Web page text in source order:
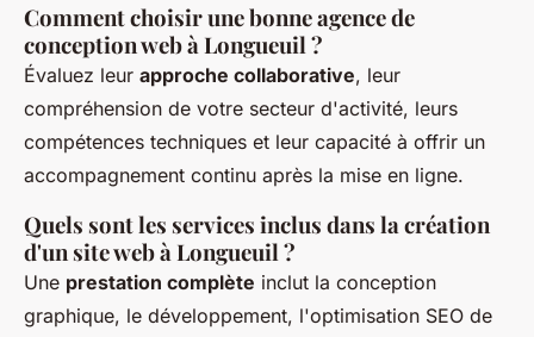
Comment choisir une bonne agence de
conception web à Longueuil ?
Évaluez leur approche collaborative, leur
compréhension de votre secteur d'activité, leurs
compétences techniques et leur capacité à offrir un
accompagnement continu après la mise en ligne.
Quels sont les services inclus dans la création
d'un site web à Longueuil ?
Une prestation complète inclut la conception
graphique, le développement, l'optimisation SEO de